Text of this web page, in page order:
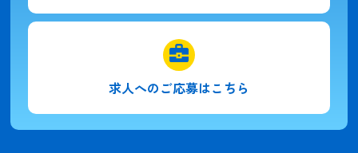
求人へのご応募はこちら